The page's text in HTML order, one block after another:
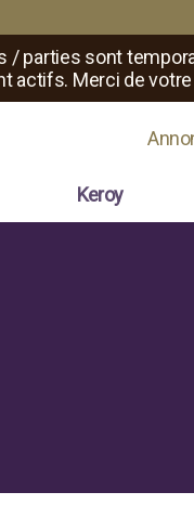
parties sont
actifs. Merci de
Keroy